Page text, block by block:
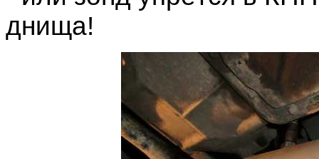
днища!